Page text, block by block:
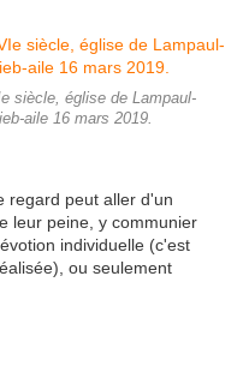
siècle, église de Lampaul-
aile 16 mars 2019.
regard peut aller d'un
leur peine, y communier
individuelle (c'est
ou seulement